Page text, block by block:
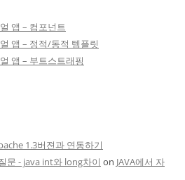
앱 – 컴포넌트
앱 – 정적/동적 템플릿
앱 – 부트스트래핑
1.3버젼과 연동하기
문 - java int와 long차이 on JAVA에서 자